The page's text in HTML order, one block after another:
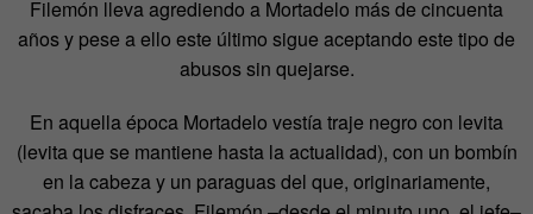
Filemón lleva agrediendo a Mortadelo más de cincuenta
años y pese a ello este último sigue aceptando este tipo de
abusos sin quejarse.
En aquella época Mortadelo vestía traje negro con levita
(levita que se mantiene hasta la actualidad), con un bombín
en la cabeza y un paraguas del que, originariamente,